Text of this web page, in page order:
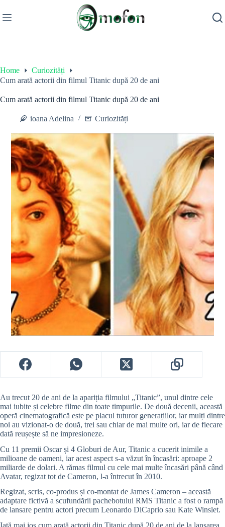
to
content
Home
Curiozități
Cum arată actorii din filmul Titanic după 20 de ani
Cum arată actorii din filmul Titanic după 20 de ani
ioana Adelina Curiozități
Au trecut 20 de ani de la apariția filmului „Titanic”, unul dintre cele
mai iubite și celebre filme din toate timpurile. De două decenii, această
operă cinematografică este pe placul tuturor generațiilor, iar mulți dintre
noi au vizionat-o de două, trei sau chiar de mai multe ori, iar de fiecare
dată reușește să ne impresioneze.
Cu 11 premii Oscar și 4 Globuri de Aur, Titanic a cucerit inimile a
milioane de oameni, iar acest aspect s-a văzut în încasări: aproape 2
miliarde de dolari. A rămas filmul cu cele mai multe încasări până când
Avatar, regizat tot de Cameron, l-a întrecut în 2010.
Regizat, scris, co-produs și co-montat de James Cameron – această
adaptare fictivă a scufundării pachebotului RMS Titanic a fost o rampă
de lansare pentru actori precum Leonardo DiCaprio sau Kate Winslet.